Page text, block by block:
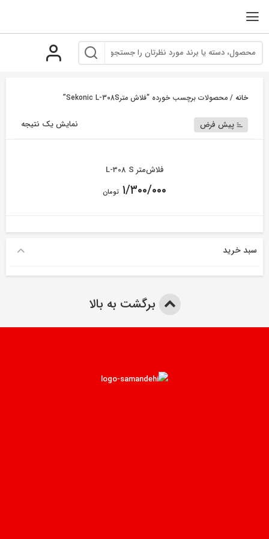
خانه / محصولات برچسب خورده “فلاش مترSekonic L-308S”
نمایش یک نتیجه پیش فرض
فلاش‌متر L-308 S
۱/۳۰۰/۰۰۰ تومان
سبد خرید
برگشت به بالا